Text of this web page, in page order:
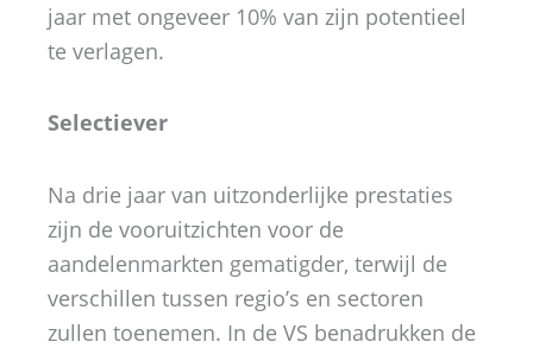
jaar met ongeveer 10% van zijn potentieel
te verlagen.
Selectiever
Na drie jaar van uitzonderlijke prestaties
zijn de vooruitzichten voor de
aandelenmarkten gematigder, terwijl de
verschillen tussen regio’s en sectoren
zullen toenemen. In de VS benadrukken de